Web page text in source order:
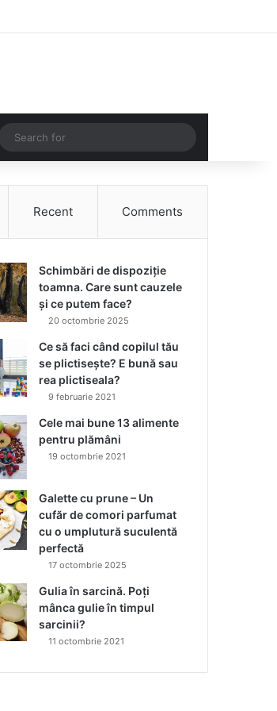
Random Article
for
Recent Comments
Schimbări de dispoziție
toamna. Care sunt cauzele
și ce putem face?
20 octombrie 2025
Ce să faci când copilul tău
se plictisește? E bună sau
rea plictiseala?
9 februarie 2021
Cele mai bune 13 alimente
pentru plămâni
19 octombrie 2021
Galette cu prune – Un
cufăr de comori parfumat
cu o umplutură suculentă
perfectă
17 octombrie 2025
Gulia în sarcină. Poți
mânca gulie în timpul
sarcinii?
11 octombrie 2021